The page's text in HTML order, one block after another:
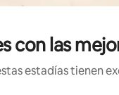
con las
estadías tienen